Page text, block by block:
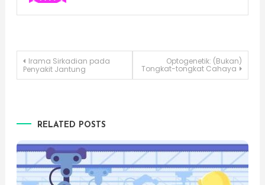
Post
Irama Sirkadian pada
Penyakit Jantung
Optogenetik: (Bukan)
Tongkat-tongkat Cahaya
RELATED POSTS